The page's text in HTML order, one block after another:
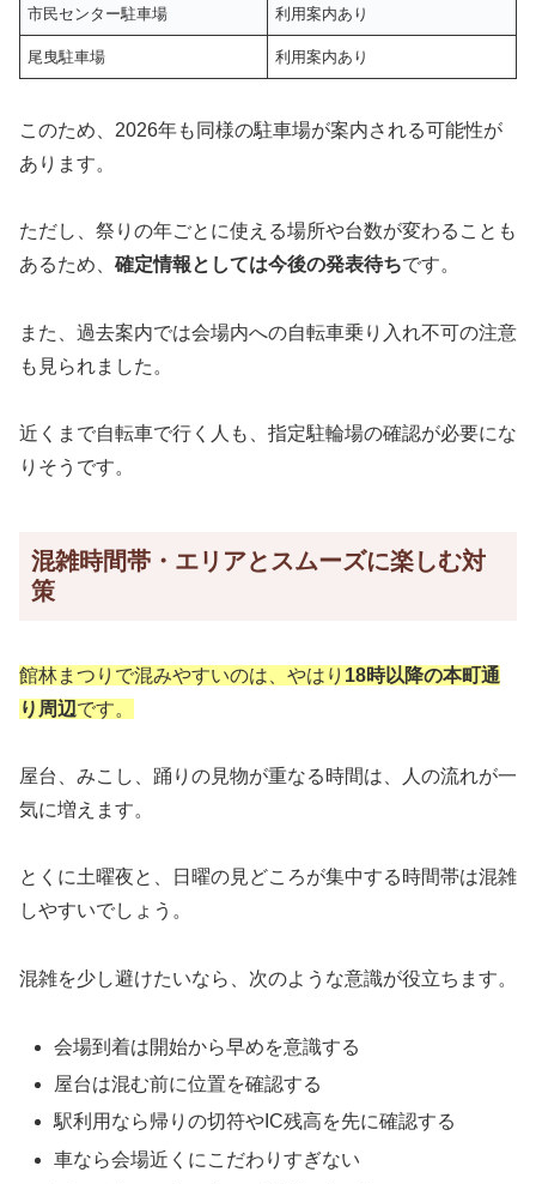
市民センター駐車場 利用案内あり
尾曳駐車場 利用案内あり
このため、2026年も同様の駐車場が案内される可能性が
あります。
ただし、祭りの年ごとに使える場所や台数が変わることも
あるため、 確定情報としては今後の発表待ちです。
また、過去案内では会場内への自転車乗り入れ不可の注意
も見られました。
近くまで自転車で行く人も、指定駐輪場の確認が必要にな
りそうです。
混雑時間帯・エリアとスムーズに楽しむ対
策
館林まつりで混みやすいのは、やはり 18時以降の本町通
り周辺です。
屋台、みこし、踊りの見物が重なる時間は、人の流れが一
気に増えます。
とくに土曜夜と、日曜の見どころが集中する時間帯は混雑
しやすいでしょう。
混雑を少し避けたいなら、次のような意識が役立ちます。
会場到着は開始から早めを意識する
屋台は混む前に位置を確認する
駅利用なら帰りの切符やIC残高を先に確認する
車なら会場近くにこだわりすぎない